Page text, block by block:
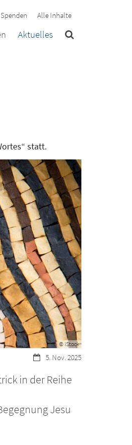
Spenden Alle Inhalte
Aktuelles
statt.
© iStock
Datum:5. Nov. 2025
in der Reihe
Jesu